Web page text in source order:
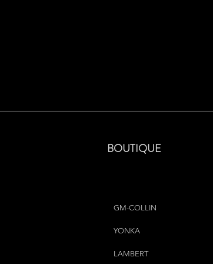
BOUTIQUE
GM-COLLIN
YONKA
LAMBERT